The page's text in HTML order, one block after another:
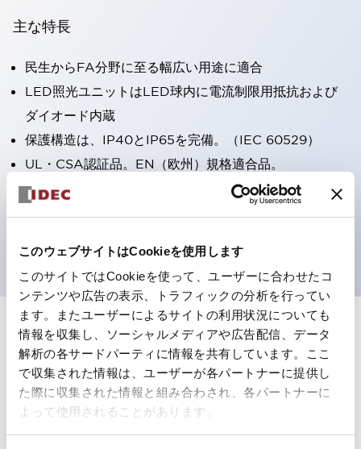
このウェブサイトはCookieを使用します
このサイトではCookieを使って、ユーザーに合わせたコ
ンテンツや広告の表示、トラフィックの分析を行ってい
ます。またユーザーによるサイトの利用状況についても
情報を収集し、ソーシャルメディアや広告配信、データ
解析の各サードパーティに情報を共有しています。ここ
で収集された情報は、ユーザーが各パートナーに提供し
た際に収集された情報と組み合わされ、各パートナーに
よって使用されることがあります。
主な特長
民生からFA分野に至る幅広い用途に適合
LED照光ユニットはLED球内に電流制限用抵抗および
ダイオード内蔵
保護構造は、IP40とIP65を完備。（IEC 60529）
UL・CSA認証品。EN（欧州）規格適合品。
CCC認証品（表示灯は除く）。
ドキュメントとファイル
カタログ 規格・認証 技術文書 その他